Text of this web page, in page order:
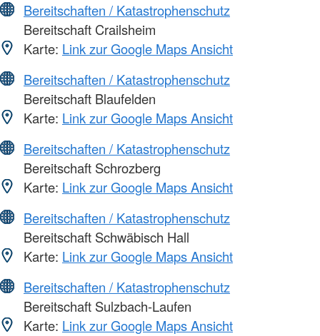
Bereitschaften / Katastrophenschutz
Bereitschaft Crailsheim
Karte: Link zur Google Maps Ansicht
Bereitschaften / Katastrophenschutz
Bereitschaft Blaufelden
Karte: Link zur Google Maps Ansicht
Bereitschaften / Katastrophenschutz
Bereitschaft Schrozberg
Karte: Link zur Google Maps Ansicht
Bereitschaften / Katastrophenschutz
Bereitschaft Schwäbisch Hall
Karte: Link zur Google Maps Ansicht
Bereitschaften / Katastrophenschutz
Bereitschaft Sulzbach-Laufen
Karte: Link zur Google Maps Ansicht